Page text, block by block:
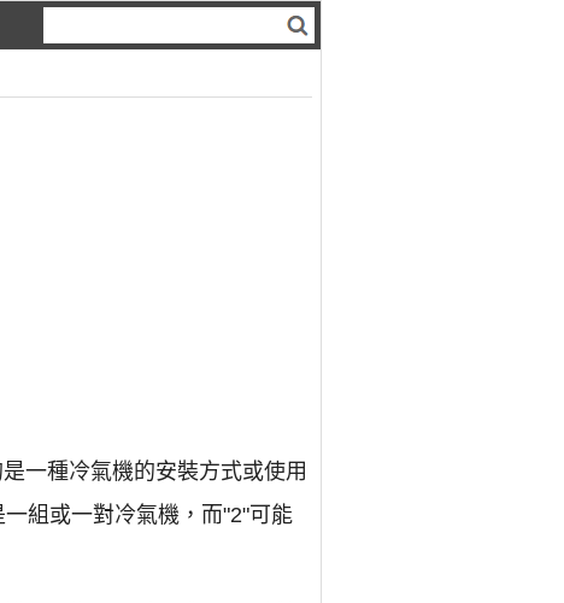
一種冷氣機的安裝方式或使用
組或一對冷氣機，而"2"可能